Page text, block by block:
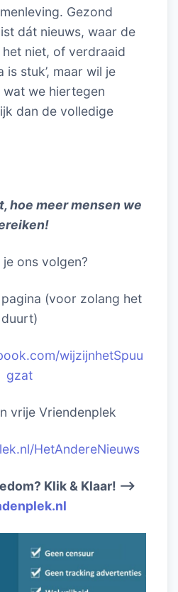
Gezond
dát nieuws, waar de
niet, of verdraaid
is stuk’, maar wil je
we hiertegen
dan de volledige
hoe meer mensen we
je ons volgen?
(voor zolang het
duurt)
wijzijnhetSpuu
gzat
vrije Vriendenplek
HetAndereNieuws
Klik & Klaar! –>